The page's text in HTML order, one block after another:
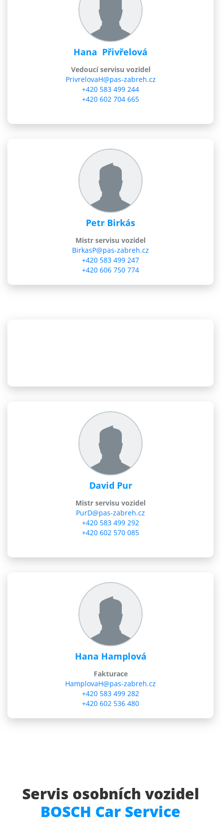
Hana Přivřelová
Vedoucí servisu vozidel
PrivrelovaH@pas-zabreh.cz
+420 583 499 244
+420 602 704 665
Petr Birkás
Mistr servisu vozidel
BirkasP@pas-zabreh.cz
+420 583 499 247
+420 606 750 774
David Pur
Mistr servisu vozidel
PurD@pas-zabreh.cz
+420 583 499 292
+420 602 570 085
Hana Hamplová
Fakturace
HamplovaH@pas-zabreh.cz
+420 583 499 282
+420 602 536 480
Servis osobních vozidel
BOSCH Car Service